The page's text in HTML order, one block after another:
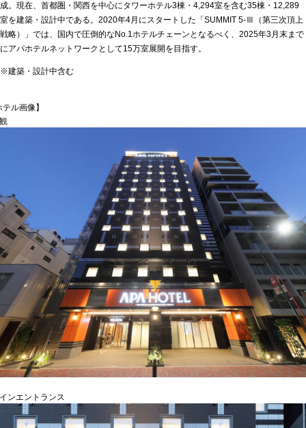
成。現在、首都圏・関西を中心にタワーホテル3棟・4,294室を含む35棟・12,289
室を建築・設計中である。2020年4月にスタートした「SUMMIT 5-Ⅲ（第三次頂上
戦略）」では、国内で圧倒的なNo.1ホテルチェーンとなるべく、2025年3月末まで
にアパホテルネットワークとして15万室展開を目指す。
※建築・設計中含む
ル画像】
ンエントランス